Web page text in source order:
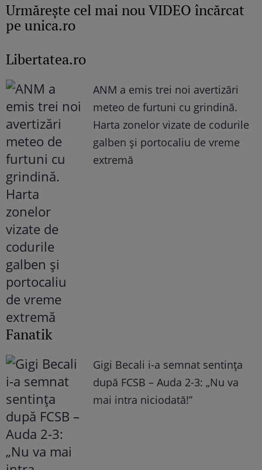
Urmăreşte cel mai nou VIDEO încărcat
pe unica.ro
Libertatea.ro
ANM a emis trei noi avertizări
meteo de furtuni cu grindină.
Harta zonelor vizate de codurile
galben și portocaliu de vreme
extremă
Fanatik
Gigi Becali i-a semnat sentința
după FCSB – Auda 2-3: „Nu va
mai intra niciodată!”